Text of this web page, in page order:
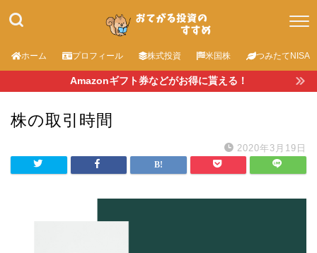
ホーム プロフィール 株式投資 米国株 つみたてNISA
Amazonギフト券などがお得に貰える！
株の取引時間
2020年3月19日